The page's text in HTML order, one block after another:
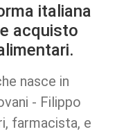
italiana
acquisto
nasce in
- Filippo
farmacista, e